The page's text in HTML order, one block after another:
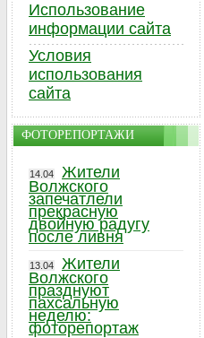
Использование
информации сайта
Условия
использования
сайта
ФОТОРЕПОРТАЖИ
14.04
Жители
Волжского
запечатлели
прекрасную
двойную радугу
после ливня
13.04
Жители
Волжского
празднуют
пахсальную
неделю:
фоторепортаж